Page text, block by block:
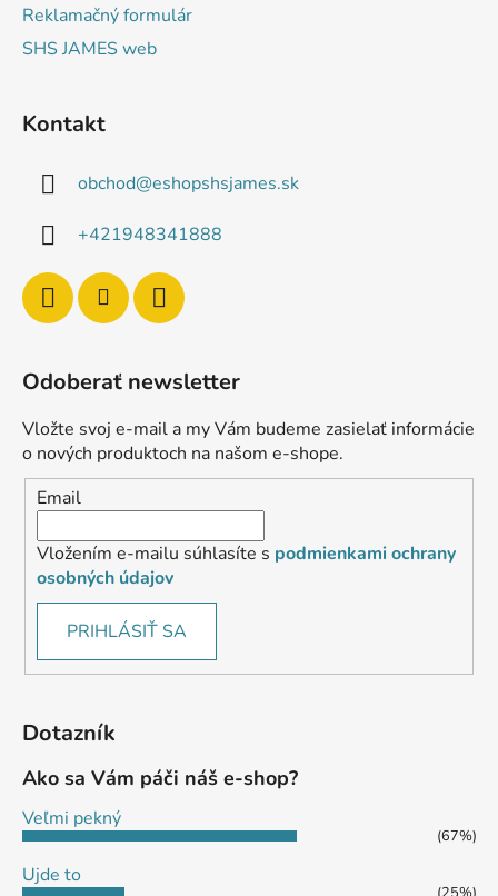
Reklamačný formulár
SHS JAMES web
Kontakt
obchod@eshopshsjames.sk
+421948341888
Odoberať newsletter
Vložte svoj e-mail a my Vám budeme zasielať informácie
o nových produktoch na našom e-shope.
Email
Vložením e-mailu súhlasíte s podmienkami ochrany
osobných údajov
PRIHLÁSIŤ SA
Dotazník
Ako sa Vám páči náš e-shop?
Veľmi pekný
(67%)
Ujde to